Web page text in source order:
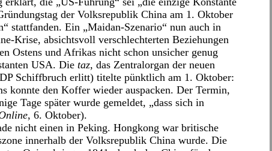
der Volksrepublik China am 1. Oktober
stattfanden. Ein „Maidan-Szenario“ nun auch in
Krise, absichtsvoll verschlechterten Beziehungen
Ostens und Afrikas nicht schon unsicher genug
USA. Die taz, das Zentralorgan der neuen
Schiffbruch erlitt) titelte pünktlich am 1. Oktober:
konnte den Koffer wieder auspacken. Der Termin,
Tage später wurde gemeldet, „dass sich in
, 6. Oktober).
nicht einen in Peking. Hongkong war britische
innerhalb der Volksrepublik China wurde. Die